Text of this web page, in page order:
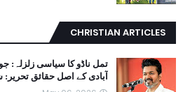
CHRISTIAN ARTICLES
تمل ناڈو کا سیاسی زلزلہ:
آبادی کے اصل حقائق